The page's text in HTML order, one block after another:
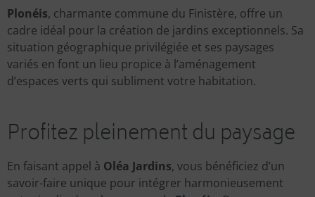
Plonéis, charmante commune du Finistère, offre un
cadre idéal pour la création de jardins exceptionnels. Sa
situation géographique privilégiée et ses paysages
variés en font un lieu propice à l’aménagement
d’espaces verts qui subliment votre habitation.
Profitez pleinement du paysage
En faisant appel à Oléa Jardins, vous bénéficiez d’un
savoir-faire unique pour intégrer harmonieusement